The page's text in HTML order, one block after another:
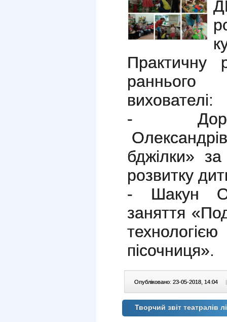
Практичну
раннього
вихователі:
-
бджілки»
розвитку
- Шакун
заняття
пісочниця».
Опубліковано: 23-05-2018, 14:04 |
Творчий звіт театралів